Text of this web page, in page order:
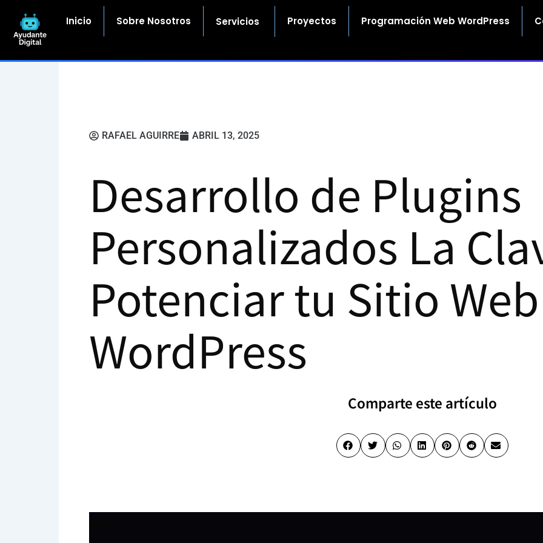
contenido
Inicio Sobre Nosotros Servicios Proyectos Programación Web WordPress
RAFAEL AGUIRRE ABRIL 13, 2025
Desarrollo de Plugins
Personalizados La
Potenciar tu Sitio
WordPress
Comparte este artículo